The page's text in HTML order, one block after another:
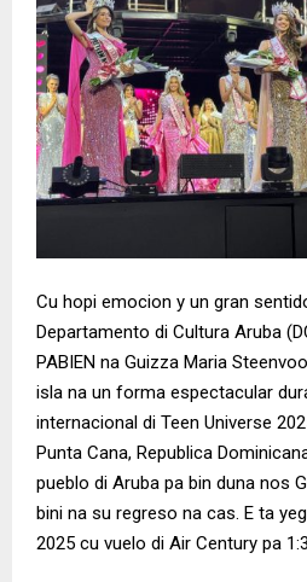
Cu hopi emocion y un gran
Departamento di Cultura Aruba
PABIEN na Guizza Maria
isla na un forma espectacular
internacional di Teen Universe
Punta Cana, Republica
pueblo di Aruba pa bin duna nos
bini na su regreso na cas. E ta
2025 cu vuelo di Air Century pa